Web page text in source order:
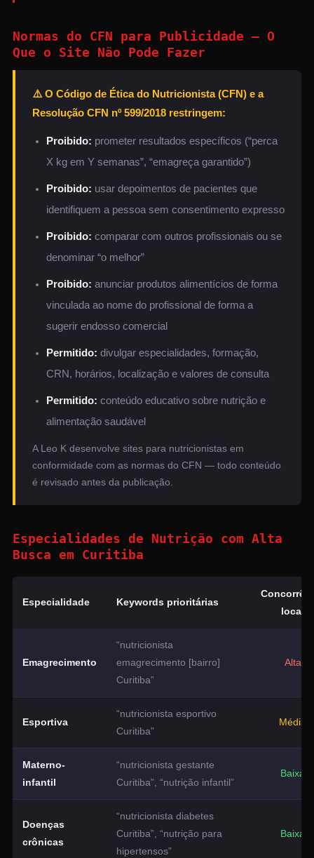
Normas do CFN para Publicidade — O
Que o Site Não Pode Fazer
⚠️ O Código de Ética do Nutricionista (CFN) e a
Resolução CFN nº 599/2018 restringem:
Proibido: prometer resultados específicos (“perca
X kg em Y semanas”, “emagreça garantido”)
Proibido: usar depoimentos de pacientes que
identifiquem a pessoa sem consentimento expresso
Proibido: comparar com outros profissionais ou se
denominar “o melhor”
Proibido: anunciar produtos alimentícios de forma
vinculada ao nome do profissional de forma a
sugerir endosso comercial
Permitido: divulgar especialidades, formação,
CRN, horários, localização e valores de consulta
Permitido: conteúdo educativo sobre nutrição e
alimentação saudável
A Leo K desenvolve sites para nutricionistas em
conformidade com as normas do CFN — todo conteúdo
é revisado antes da publicação.
Especialidades de Nutrição com Alta
Busca em Curitiba
Especialidade Keywords prioritárias
local
Emagrecimento
“nutricionista
emagrecimento [bairro]
Curitiba”
Alta
Esportiva
“nutricionista esportivo
Curitiba”
Média
Materno-
infantil
“nutricionista gestante
Curitiba”, “nutrição infantil”
Baixa
Doenças
crônicas
“nutricionista diabetes
Curitiba”, “nutrição para
hipertensos”
Baixa